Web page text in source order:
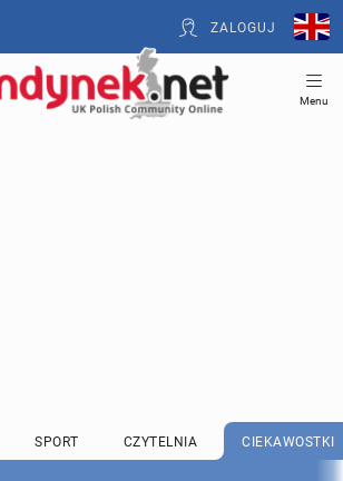
ZALOGUJ
Menu
SPORT CZYTELNIA CIEKAWOSTKI